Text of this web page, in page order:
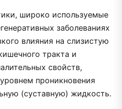
широко используемые
заболеваниях
влияния на слизистую
тракта и
свойств,
проникновения
(суставную) жидкость.